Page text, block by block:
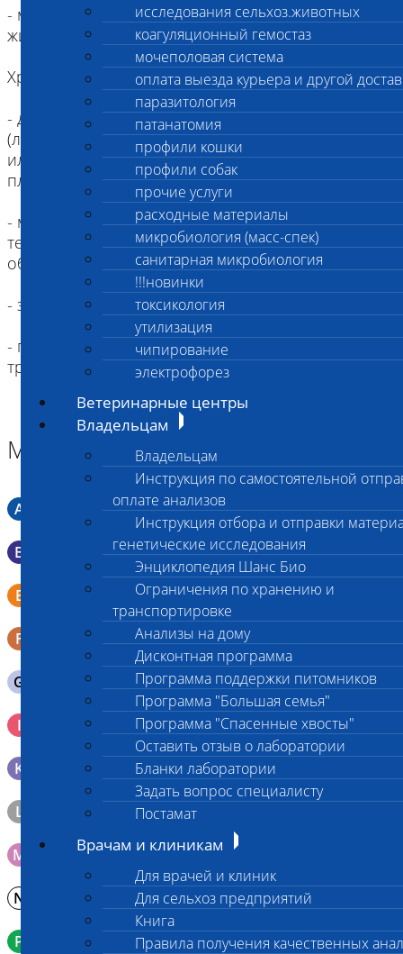
исследования сельхоз.животных
коагуляционный гемостаз
мочеполовая система
оплата выезда курьера и другой
паразитология
патанатомия
профили кошки
профили собак
прочие услуги
расходные материалы
микробиология (масс-спек)
санитарная микробиология
!!!новинки
токсикология
утилизация
чипирование
электрофорез
Ветеринарные центры
Владельцам
Владельцам
Инструкция по самостоятельной
оплате анализов
Инструкция отбора и отправки
генетические исследования
Энциклопедия Шанс Био
Ограничения по хранению и
транспортировке
Анализы на дому
Дисконтная программа
Программа поддержки питомников
Программа "Большая семья"
Программа "Спасенные хвосты"
Оставить отзыв о лаборатории
Бланки лаборатории
Задать вопрос специалисту
Постамат
Врачам и клиникам
Для врачей и клиник
Для сельхоз предприятий
Книга
Правила получения качественных
- мочу рекомендуется собирать от голодного
животного (8 часов)
Хранение и доставка:
- для транспортировки моча собирается в чистый
(лучше одноразовый) пластиковый контейнер
или вакуумную пробирку без консервантов с
плотно закрывающейся крышкой;
- мочу необходимо доставить в лабораторию в
течение 24-х часов, рекомендуется держать
образец охлажденным (+2-+8⁰С);
- замораживать мочу нельзя;
- применять дополнительные консерванты не
требуется.
Материал
A Мазок в пробирку со средой Кери-Блера
B Мазок в пробирку со средой Эймса (Стюарта)
E
Смывы со слизистых в пробирку Эппендорфа (с
физраствором 0.5 мл)
F Кал в контейнере с ложечкой
G Содержимое желудка 10-30 мл
I
Кровь 2-3 мл. на фильтр-бумаге, высушенная для
генетических исследований
K Образец тканей в контейнере с 10% раствором формалина
L Материал берется только в лаборатории!
M Мазок на стекло
N Молоко в контейнере 10-30 мл
P Кровь в пробирку с К3ЭДТА (К2ЭДТА)